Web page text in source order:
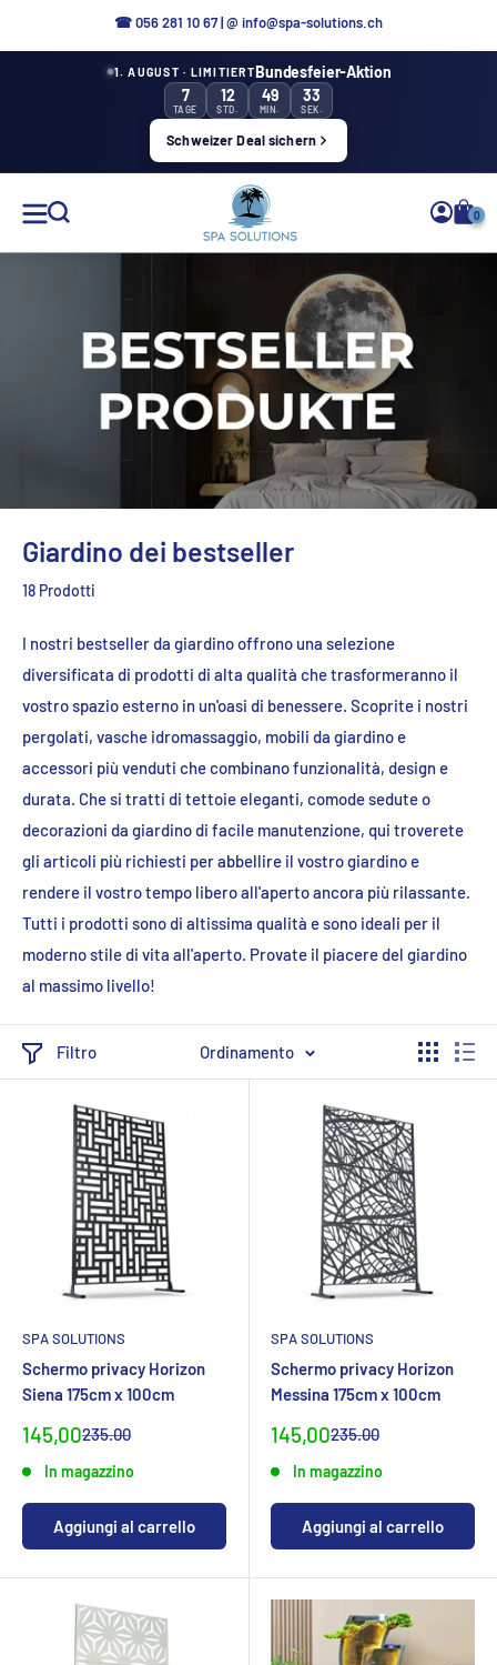
☎056 281 10 67|@ info@spa-solutions.ch
1. AUGUST · LIMITIERTBundesfeier-Aktion
7
TAGE
12
STD.
49
MIN.
32
SEK.
Schweizer Deal sichern
Soluzioni
Spa
0
Giardino dei bestseller
18 Prodotti
I nostri bestseller da giardino offrono una selezione
diversificata di prodotti di alta qualità che trasformeranno il
vostro spazio esterno in un'oasi di benessere. Scoprite i nostri
pergolati, vasche idromassaggio, mobili da giardino e
accessori più venduti che combinano funzionalità, design e
durata. Che si tratti di tettoie eleganti, comode sedute o
decorazioni da giardino di facile manutenzione, qui troverete
gli articoli più richiesti per abbellire il vostro giardino e
rendere il vostro tempo libero all'aperto ancora più rilassante.
Tutti i prodotti sono di altissima qualità e sono ideali per il
moderno stile di vita all'aperto. Provate il piacere del giardino
al massimo livello!
Filtro Ordinamento
SPA SOLUTIONS
Schermo privacy Horizon
Siena 175cm x 100cm
Prezzo
145,00Prezzo
235.00
In magazzino
Aggiungi al carrello
SPA SOLUTIONS
Schermo privacy Horizon
Messina 175cm x 100cm
Prezzo
145,00Prezzo
235.00
In magazzino
Aggiungi al carrello